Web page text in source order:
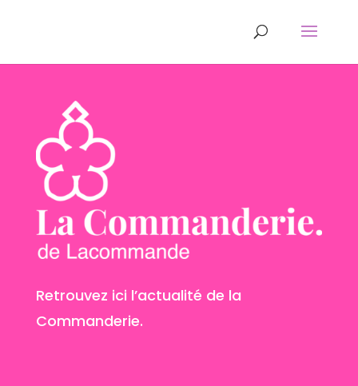
Retrouvez ici l’actualité de la
Commanderie.